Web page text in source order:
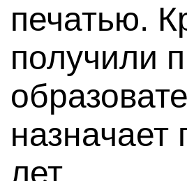
печатью.
получили
назначает
лет.